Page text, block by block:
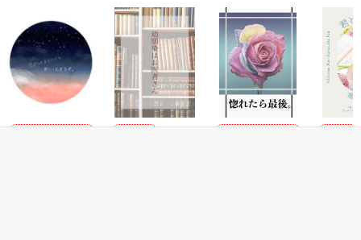
作品を読む
た上、同居まで提案してきて──？
鷹哉『宜しくな、俺の雛子』🦅
雛子『俺の……ひぃ、雛子？！！！』🐥
シゴデキで冷徹な上司が見せる素顔は、なぜか想像以上に甘く
て……🐥💓🦅